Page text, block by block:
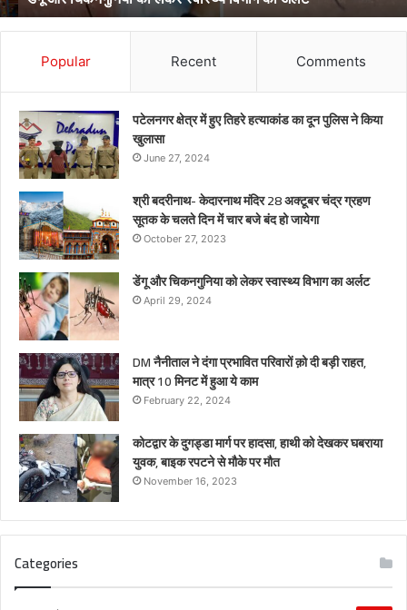
Popular Recent Comments
पटेलनगर क्षेत्र में हुए तिहरे हत्याकांड का दून पुलिस ने किया
खुलासा
June 27, 2024
श्री बदरीनाथ- केदारनाथ मंदिर 28 अक्टूबर चंद्र ग्रहण
सूतक के चलते दिन में चार बजे बंद हो जायेगा
October 27, 2023
डेंगू और चिकनगुनिया को लेकर स्वास्थ्य विभाग का अर्लट
April 29, 2024
DM नैनीताल ने दंगा प्रभावित परिवारों क़ो दी बड़ी राहत,
मात्र 10 मिनट में हुआ ये काम
February 22, 2024
कोटद्वार के दुगड्डा मार्ग पर हादसा, हाथी को देखकर घबराया
युवक, बाइक रपटने से मौके पर मौत
November 16, 2023
Categories